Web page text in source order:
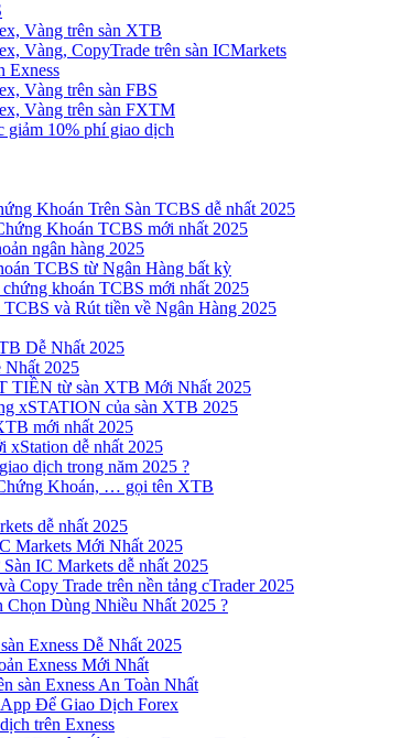
Vàng trên sàn XTB
Vàng, CopyTrade trên sàn ICMarkets
Exness
Vàng trên sàn FBS
Vàng trên sàn FXTM
giảm 10% phí giao dịch
Khoán Trên Sàn TCBS dễ nhất 2025
Khoán TCBS mới nhất 2025
ngân hàng 2025
TCBS từ Ngân Hàng bất kỳ
khoán TCBS mới nhất 2025
và Rút tiền về Ngân Hàng 2025
Dễ Nhất 2025
2025
TIỀN từ sàn XTB Mới Nhất 2025
xSTATION của sàn XTB 2025
mới nhất 2025
dễ nhất 2025
dịch trong năm 2025 ?
Khoán, … gọi tên XTB
dễ nhất 2025
Markets Mới Nhất 2025
IC Markets dễ nhất 2025
Copy Trade trên nền tảng cTrader 2025
Dùng Nhiều Nhất 2025 ?
Exness Dễ Nhất 2025
Exness Mới Nhất
sàn Exness An Toàn Nhất
Để Giao Dịch Forex
trên Exness